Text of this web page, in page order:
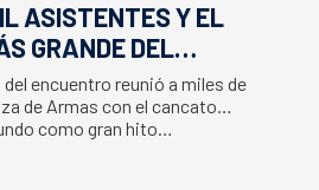
ASISTENTES Y EL
GRANDE DEL
EXITOSO CIERRE
DEL SALMÓN
encuentro reunió a miles de
de Armas con el cancato
como gran hito…